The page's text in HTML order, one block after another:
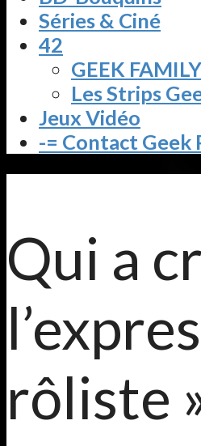
Séries & Ciné
42
GEEK FAMILY
Les Strips
Jeux Vidéo
-= Contact Geek
Qui a
rôliste